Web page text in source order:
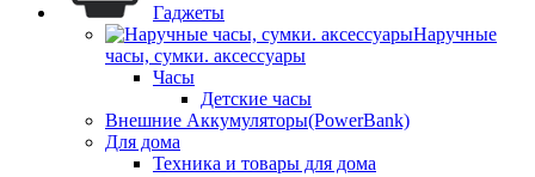
Гаджеты
Наручные
часы, сумки. аксессуары
Часы
Детские часы
Внешние Аккумуляторы(PowerBank)
Для дома
Техника и товары для дома